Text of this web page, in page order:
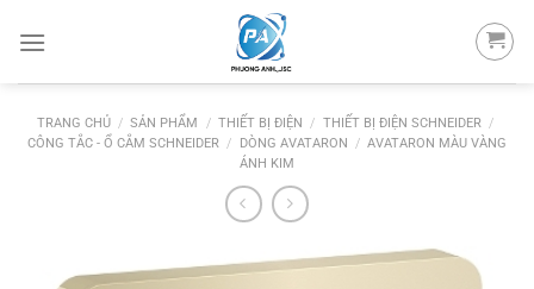
TRANG CHỦ / SẢN PHẨM / THIẾT BỊ ĐIỆN / THIẾT BỊ ĐIỆN SCHNEIDER /
CÔNG TẮC - Ổ CẮM SCHNEIDER / DÒNG AVATARON / AVATARON MÀU VÀNG
ÁNH KIM